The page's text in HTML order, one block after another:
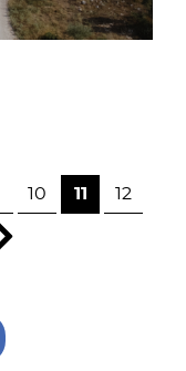
10 11 12